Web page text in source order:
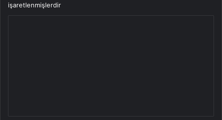
işaretlenmişlerdir